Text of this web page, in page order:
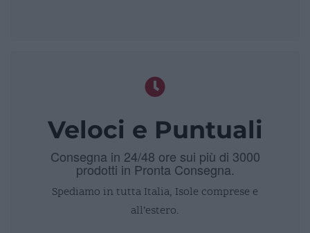
Veloci e Puntuali
Consegna in 24/48 ore sui più di 3000
prodotti in Pronta Consegna.
Spediamo in tutta Italia, Isole comprese e
all’estero.